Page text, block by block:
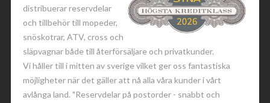
distribuerar reservdelar
och tillbehör till mopeder,
snöskotrar, ATV, cross och
släpvagnar både till återförsäljare och privatkunder.
Vi håller till i mitten av sverige vilket ger oss fantastiska
möjligheter när det gäller att nå alla våra kunder i vårt
avlånga land. "Reservdelar på postorder - snabbt och